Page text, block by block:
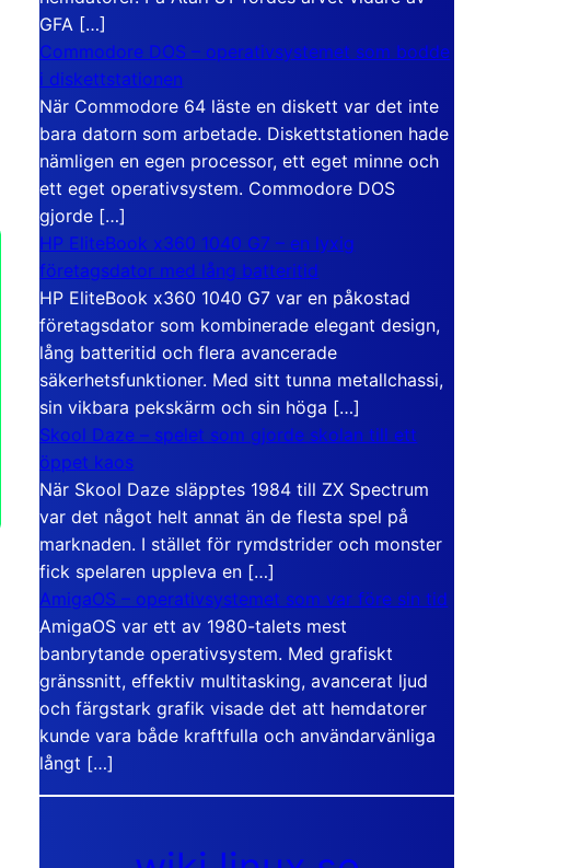
GFA […]
Commodore DOS – operativsystemet som bodde
i diskettstationen
När Commodore 64 läste en diskett var det inte
bara datorn som arbetade. Diskettstationen hade
nämligen en egen processor, ett eget minne och
ett eget operativsystem. Commodore DOS
gjorde […]
HP EliteBook x360 1040 G7 – en lyxig
företagsdator med lång batteritid
HP EliteBook x360 1040 G7 var en påkostad
företagsdator som kombinerade elegant design,
lång batteritid och flera avancerade
säkerhetsfunktioner. Med sitt tunna metallchassi,
sin vikbara pekskärm och sin höga […]
Skool Daze – spelet som gjorde skolan till ett
öppet kaos
När Skool Daze släpptes 1984 till ZX Spectrum
var det något helt annat än de flesta spel på
marknaden. I stället för rymdstrider och monster
fick spelaren uppleva en […]
AmigaOS – operativsystemet som var före sin tid
AmigaOS var ett av 1980-talets mest
banbrytande operativsystem. Med grafiskt
gränssnitt, effektiv multitasking, avancerat ljud
och färgstark grafik visade det att hemdatorer
kunde vara både kraftfulla och användarvänliga
långt […]